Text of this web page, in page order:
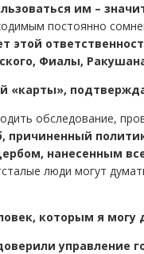
им –
постоянно
этой
Фиалы,
«карты»,
обследование,
причиненный
нанесенным
люди могут
которым я
управление